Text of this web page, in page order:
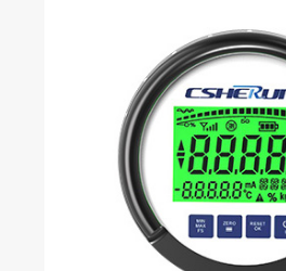
Je váš
vytvořen
plynu?
Ukázat více